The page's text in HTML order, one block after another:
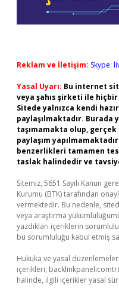
Reklam ve İletişim: Skype:
Yasal Uyarı: Bu internet
veya şahıs şirketi ile
Sitede yalnızca kendi
paylaşılmaktadır.
taşımamakta olup,
paylaşım
benzerlikleri tamamen
taslak halindedir ve
Sitemiz, 5651 Sayılı Kanun
Kurumu (BTK) tarafından
vermektedir. Bu nedenle,
veya araştırma
yazdıkları içeriklerin
bu sorumluluğu kabul etmiş
Hukuka ve yasal
içerikleri,
halinde, ilgili içerikler yasal